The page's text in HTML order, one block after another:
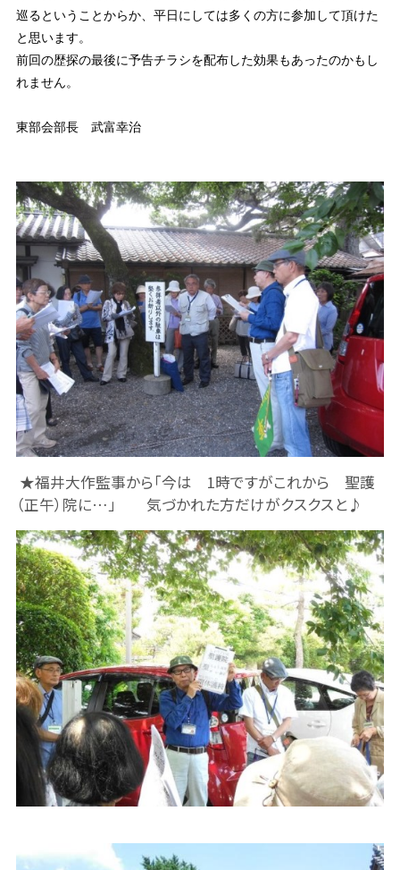
巡るということからか、平日にしては多くの方に参加して頂けた
と思います。
前回の歴探の最後に予告チラシを配布した効果もあったのかもし
れません。
東部会部長 武富幸治
★福井大作監事から「今は 1時ですがこれから 聖護
（正午）院に…」 気づかれた方だけがクスクスと♪